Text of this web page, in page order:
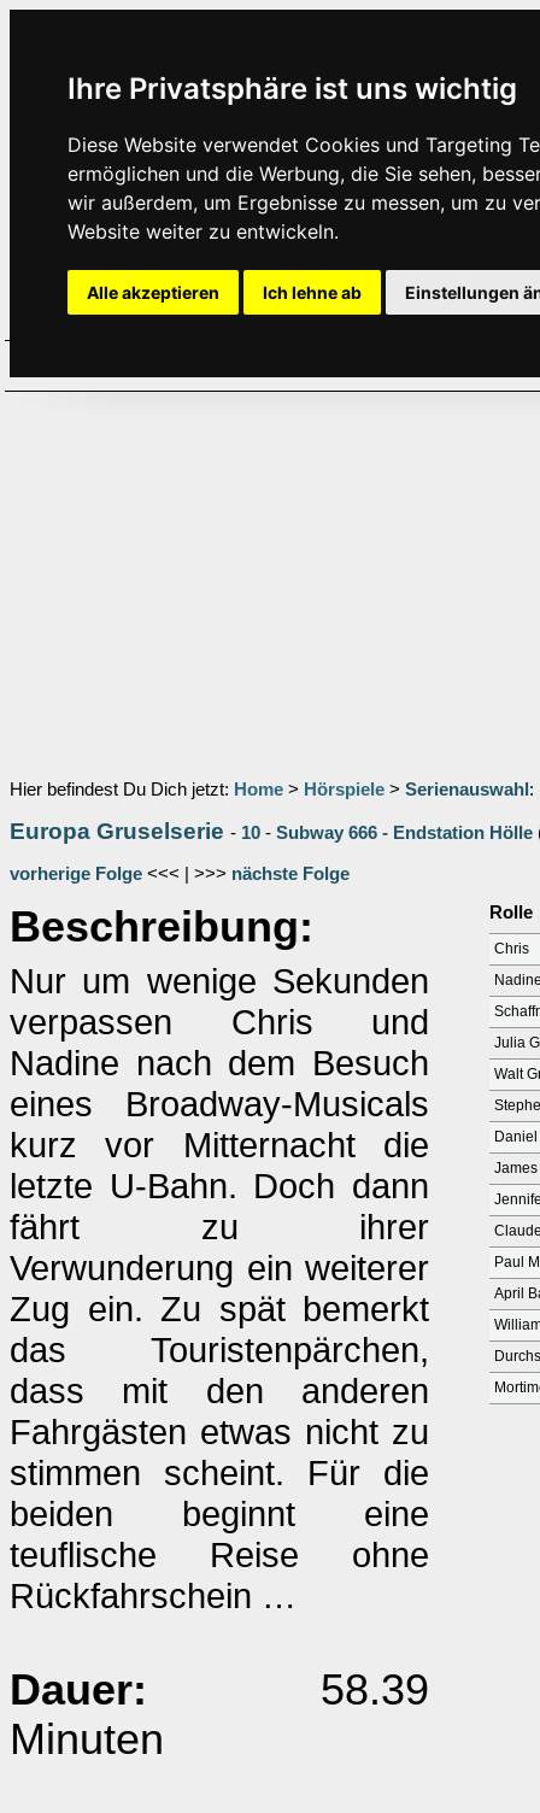
Ihre Privatsphäre ist uns wichtig
Diese Website verwendet Cookies und Targeting
ermöglichen und die Werbung, die Sie sehen,
wir außerdem, um Ergebnisse zu messen, um zu
Website weiter zu entwickeln.
Alle akzeptieren Ich lehne ab Einstellungen
Hier befindest Du Dich jetzt: Home > Hörspiele > Serienauswahl :
Europa Gruselserie - 10 - Subway 666 - Endstation Hölle
vorherige Folge <<< | >>> nächste Folge
Beschreibung:
Nur um wenige Sekunden
verpassen Chris und
Nadine nach dem Besuch
eines Broadway-Musicals
kurz vor Mitternacht die
letzte U-Bahn. Doch dann
fährt zu ihrer
Verwunderung ein weiterer
Zug ein. Zu spät bemerkt
das Touristenpärchen,
dass mit den anderen
Fahrgästen etwas nicht zu
stimmen scheint. Für die
beiden beginnt eine
teuflische Reise ohne
Rückfahrschein …
Dauer: 58.39
Minuten
Rolle
Chris
Julia
Walt
Paul
April